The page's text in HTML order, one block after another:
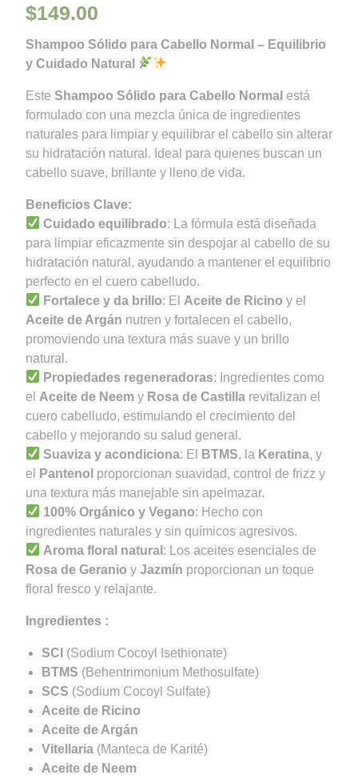
$149.00
Shampoo Sólido para Cabello Normal – Equilibrio
y Cuidado Natural
Este Shampoo Sólido para Cabello Normal está
formulado con una mezcla única de ingredientes
naturales para limpiar y equilibrar el cabello sin alterar
su hidratación natural. Ideal para quienes buscan un
cabello suave, brillante y lleno de vida.
Beneficios Clave:
Cuidado equilibrado: La fórmula está diseñada
para limpiar eficazmente sin despojar al cabello de su
hidratación natural, ayudando a mantener el equilibrio
perfecto en el cuero cabelludo.
Fortalece y da brillo: El Aceite de Ricino y el
Aceite de Argán nutren y fortalecen el cabello,
promoviendo una textura más suave y un brillo
natural.
Propiedades regeneradoras: Ingredientes como
el Aceite de Neem y Rosa de Castilla revitalizan el
cuero cabelludo, estimulando el crecimiento del
cabello y mejorando su salud general.
Suaviza y acondiciona: El BTMS, la Keratina, y
el
Pantenol proporcionan suavidad, control de frizz y
una textura más manejable sin apelmazar.
100% Orgánico y Vegano: Hecho con
ingredientes naturales y sin químicos agresivos.
Aroma floral natural : Los aceites esenciales de
Rosa de Geranio y Jazmín proporcionan un toque
floral fresco y relajante.
Ingredientes :
SCI (Sodium Cocoyl Isethionate)
BTMS (Behentrimonium Methosulfate)
SCS (Sodium Cocoyl Sulfate)
Aceite de Ricino
Aceite de Argán
Vitellaria (Manteca de Karité)
Aceite de Neem